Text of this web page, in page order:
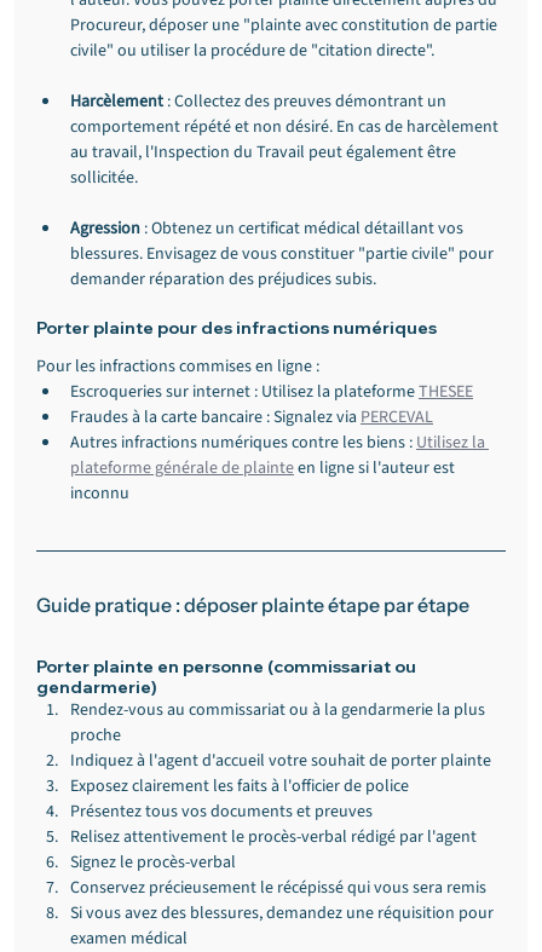
Procureur, déposer une "plainte avec constitution de partie
civile" ou utiliser la procédure de "citation directe".
Harcèlement : Collectez des preuves démontrant un
comportement répété et non désiré. En cas de harcèlement
au travail, l'Inspection du Travail peut également être
sollicitée.
Agression : Obtenez un certificat médical détaillant vos
blessures. Envisagez de vous constituer "partie civile" pour
demander réparation des préjudices subis.
Porter plainte pour des infractions numériques
Pour les infractions commises en ligne :
Escroqueries sur internet : Utilisez la plateforme THESEE
Fraudes à la carte bancaire : Signalez via PERCEVAL
Autres infractions numériques contre les biens : Utilisez la
plateforme générale de plainte en ligne si l'auteur est
inconnu
Guide pratique : déposer plainte étape par étape
Porter plainte en personne (commissariat ou
gendarmerie)
Rendez-vous au commissariat ou à la gendarmerie la plus
proche
Indiquez à l'agent d'accueil votre souhait de porter plainte
Exposez clairement les faits à l'officier de police
Présentez tous vos documents et preuves
Relisez attentivement le procès-verbal rédigé par l'agent
Signez le procès-verbal
Conservez précieusement le récépissé qui vous sera remis
Si vous avez des blessures, demandez une réquisition pour
examen médical